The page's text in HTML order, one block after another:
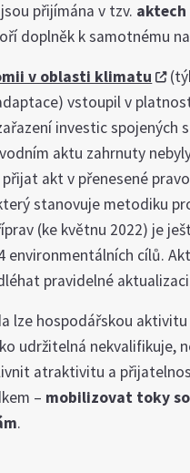
přijímána v tzv. aktech
doplněk k samotnému
v oblasti klimatu
vstoupil v
investic spojených s
aktu zahrnuty
akt v přenesené
stanovuje metodiku
(ke květnu 2022) je
environmentálních cílů.
pravidelné
lze hospodářskou
udržitelná nekvalifikuje,
atraktivitu a
– mobilizovat toky
.